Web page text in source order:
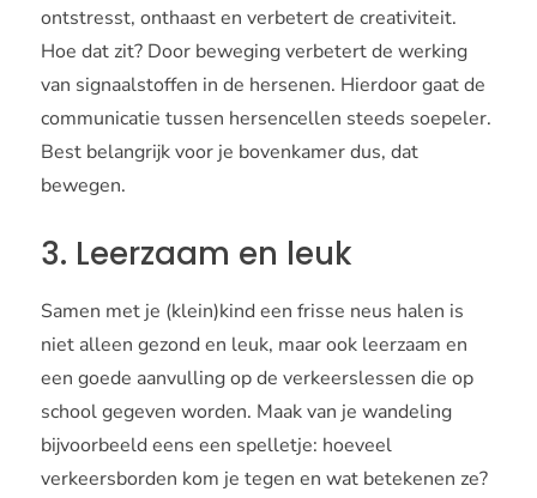
ontstresst, onthaast en verbetert de creativiteit.
Hoe dat zit? Door beweging verbetert de werking
van signaalstoffen in de hersenen. Hierdoor gaat de
communicatie tussen hersencellen steeds soepeler.
Best belangrijk voor je bovenkamer dus, dat
bewegen.
3. Leerzaam en leuk
Samen met je (klein)kind een frisse neus halen is
niet alleen gezond en leuk, maar ook leerzaam en
een goede aanvulling op de verkeerslessen die op
school gegeven worden. Maak van je wandeling
bijvoorbeeld eens een spelletje: hoeveel
verkeersborden kom je tegen en wat betekenen ze?